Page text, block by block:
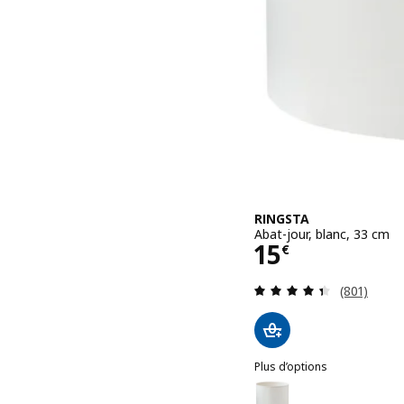
RINGSTA
Abat-jour, blanc, 33 cm
15€
Prix 15€
(801)
Plus d’options
RINGSTA
Option : RINGSTA, Abat-